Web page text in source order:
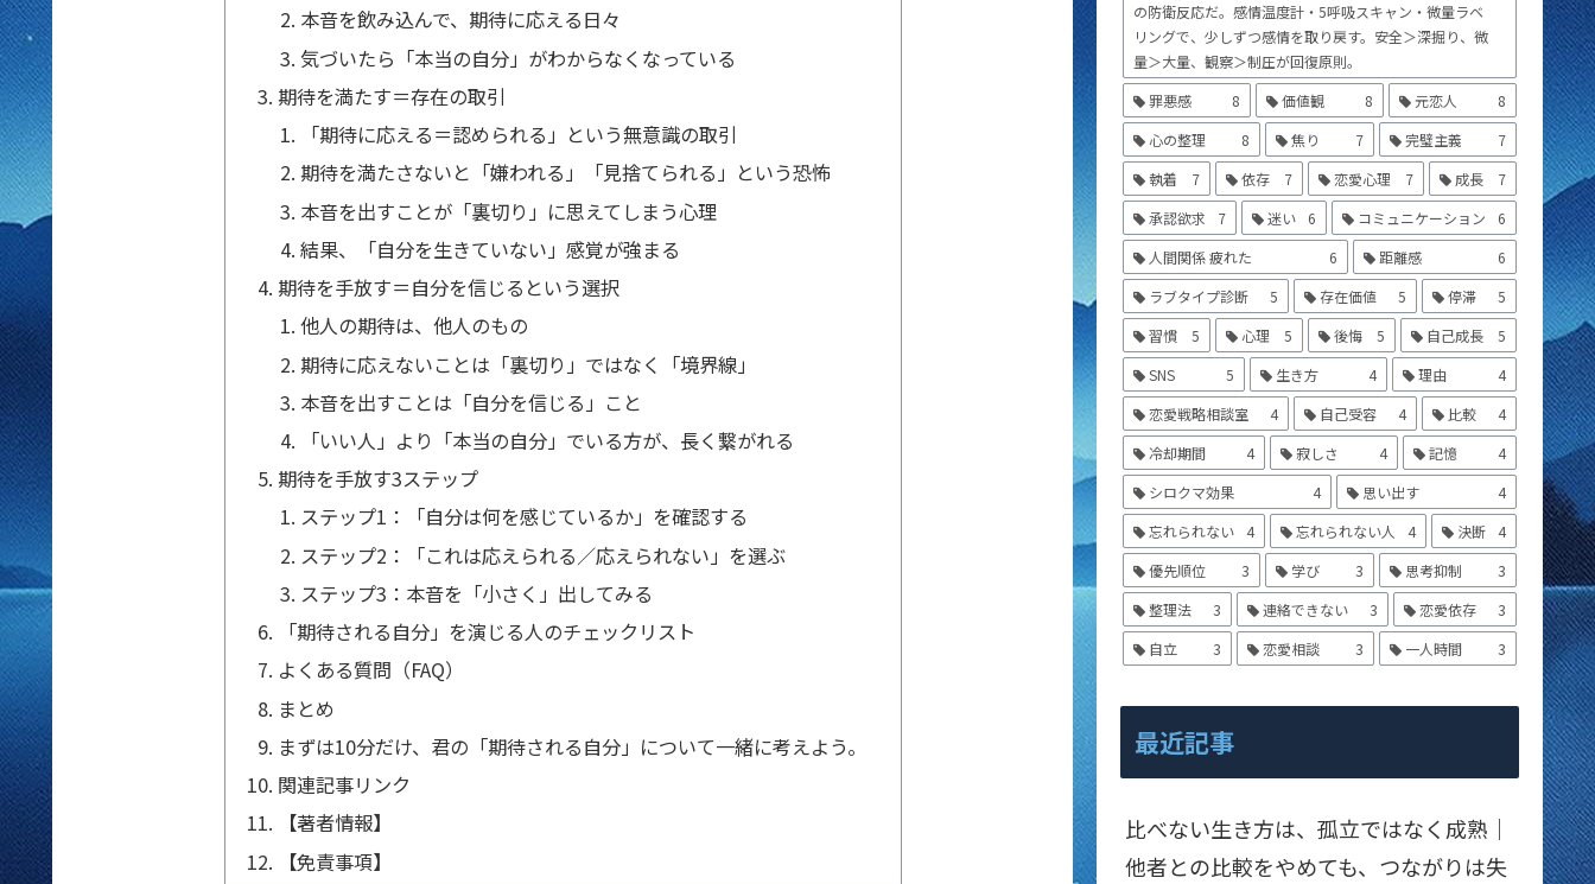
本音を飲み込んで、期待に応える日々
気づいたら「本当の自分」がわからなくなっている
期待を満たす＝存在の取引
「期待に応える＝認められる」という無意識の取引
期待を満たさないと「嫌われる」「見捨てられる」という恐怖
本音を出すことが「裏切り」に思えてしまう心理
結果、「自分を生きていない」感覚が強まる
期待を手放す＝自分を信じるという選択
他人の期待は、他人のもの
期待に応えないことは「裏切り」ではなく「境界線」
本音を出すことは「自分を信じる」こと
「いい人」より「本当の自分」でいる方が、長く繋がれる
期待を手放す3ステップ
ステップ1：「自分は何を感じているか」を確認する
ステップ2：「これは応えられる／応えられない」を選ぶ
ステップ3：本音を「小さく」出してみる
「期待される自分」を演じる人のチェックリスト
よくある質問（FAQ）
まとめ
まずは10分だけ、君の「期待される自分」について一緒に考えよう。
関連記事リンク
【著者情報】
【免責事項】
の防衛反応だ。感情温度計・5呼吸スキャン・微量ラベ
リングで、少しずつ感情を取り戻す。安全＞深掘り、微
量＞大量、観察＞制圧が回復原則。
罪悪感 8 価値観 8 元恋人
8
心の整理
8 焦り 7 完璧主義
7
執着
7 依存 7 恋愛心理 7 成長
7
承認欲求
7 迷い 6 コミュニケーション
6
人間関係 疲れた
6 距離感
6
ラブタイプ診断
5 存在価値 5 停滞
5
習慣
5 心理 5 後悔 5 自己成長
5
SNS
5 生き方 4 理由
4
恋愛戦略相談室
4 自己受容 4 比較
4
冷却期間
4 寂しさ 4 記憶
4
シロクマ効果
4 思い出す
4
忘れられない
4 忘れられない人 4 決断
4
優先順位
3 学び 3 思考抑制
3
整理法
3 連絡できない 3 恋愛依存
3
自立
3 恋愛相談 3 一人時間 3
最近記事
比べない生き方は、孤立ではなく成熟｜
他者との比較をやめても、つながりは失